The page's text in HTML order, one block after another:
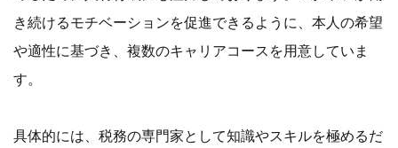
き続けるモチベーションを促進できるように、本人の希望
や適性に基づき、複数のキャリアコースを用意していま
す。
具体的には、税務の専門家として知識やスキルを極めるだ